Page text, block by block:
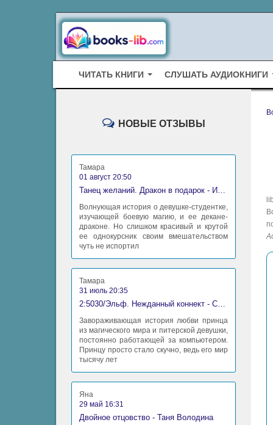
ЧИТАТЬ КНИГИ СЛУШАТЬ АУДИОКНИГИ
НОВЫЕ ОТЗЫВЫ
Тамара
01 август 20:50
Танец желаний. Дракон в подарок - Ирина Алексеева
Волнующая история о девушке-студентке,
изучающей боевую магию, и ее декане-
драконе. Но слишком красивый и крутой
ее однокурсник своим вмешательством
чуть не испортил
Тамара
31 июль 20:35
2:5030/Эльф. Нежданный коннект - Станислав Миков
Завораживающая история любви принца
из магического мира и питерской девушки,
постоянно работающей за компьютером.
Принцу просто стало скучно, ведь его мир
тысячу лет
Яна
29 май 16:31
Двойное отцовство - Таня Володина